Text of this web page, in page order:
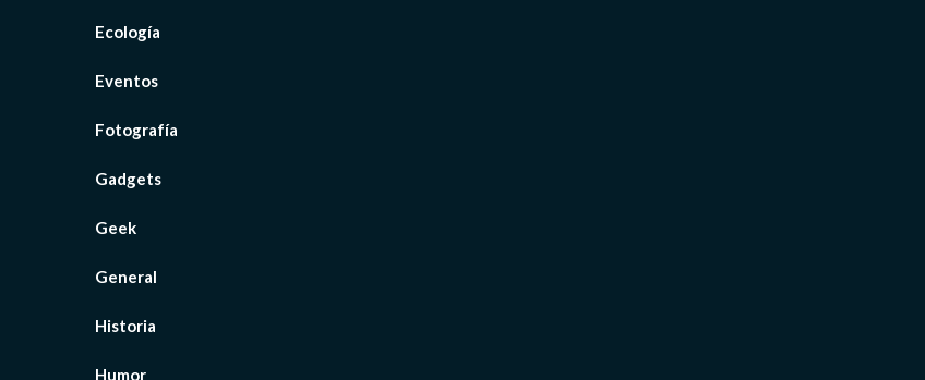
Ecología
Eventos
Fotografía
Gadgets
Geek
General
Historia
Humor